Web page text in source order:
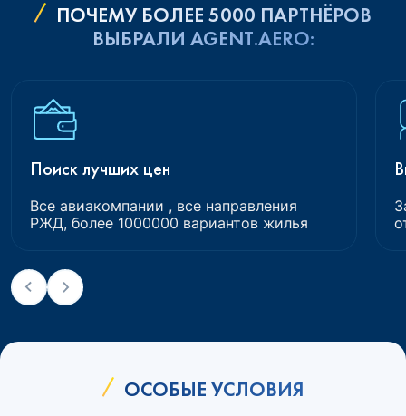
ПОЧЕМУ БОЛЕЕ 5000 ПАРТНЁРОВ
ВЫБРАЛИ AGENT.AERO:
Поиск лучших цен
Все авиакомпании , все направления
РЖД, более 1000000 вариантов жилья
ОСОБЫЕ УСЛОВИЯ